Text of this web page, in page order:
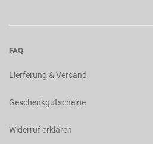
FAQ
Lierferung & Versand
Geschenkgutscheine
Widerruf erklären